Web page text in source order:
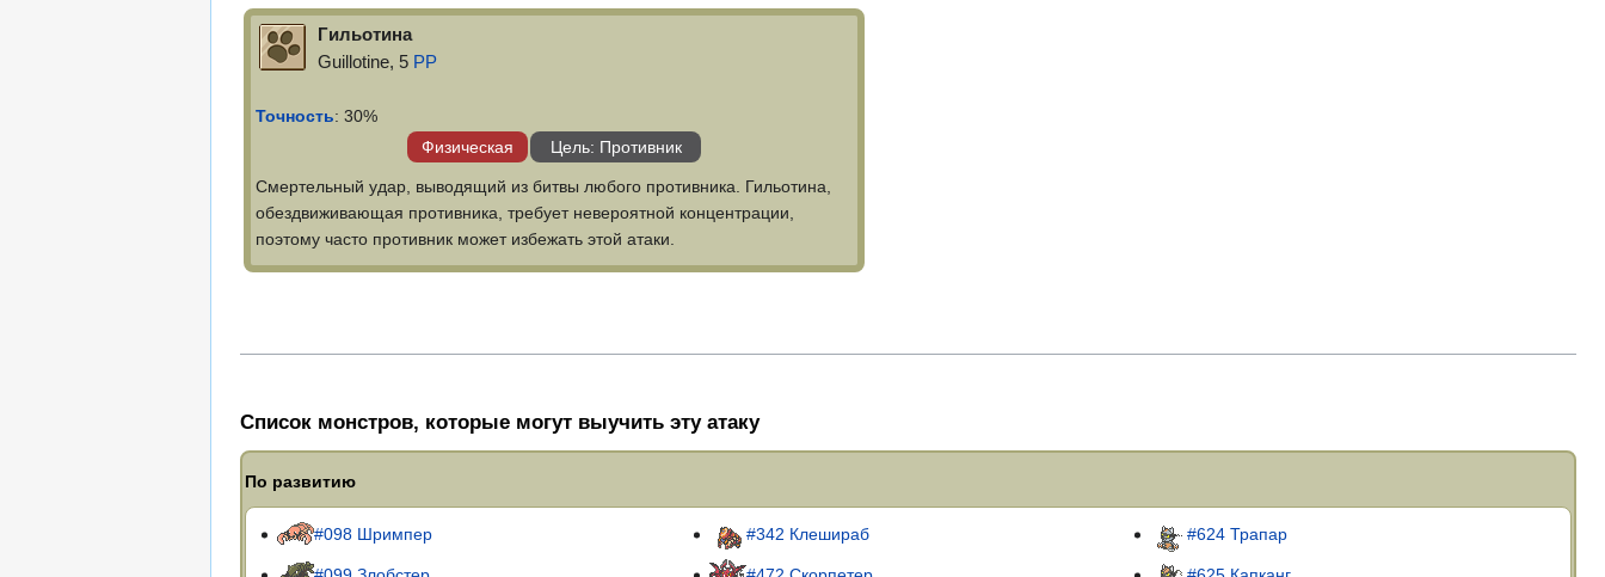
Гильотина
Guillotine, 5 PP
Точность: 30%
Физическая
Цель: Противник
Смертельный удар, выводящий из битвы любого противника. Гильотина,
обездвиживающая противника, требует невероятной концентрации,
поэтому часто противник может избежать этой атаки.
Список монстров, которые могут выучить эту атаку
По развитию
#098 Шримпер #342 Клешираб #624 Трапар